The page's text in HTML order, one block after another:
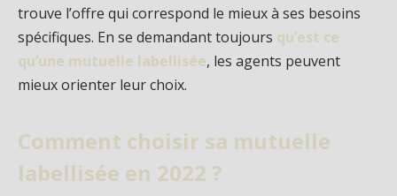
trouve l’offre qui correspond le mieux à ses besoins
spécifiques. En se demandant toujours qu’est ce
qu’une mutuelle labellisée, les agents peuvent
mieux orienter leur choix.
Comment choisir sa mutuelle
labellisée en 2022 ?